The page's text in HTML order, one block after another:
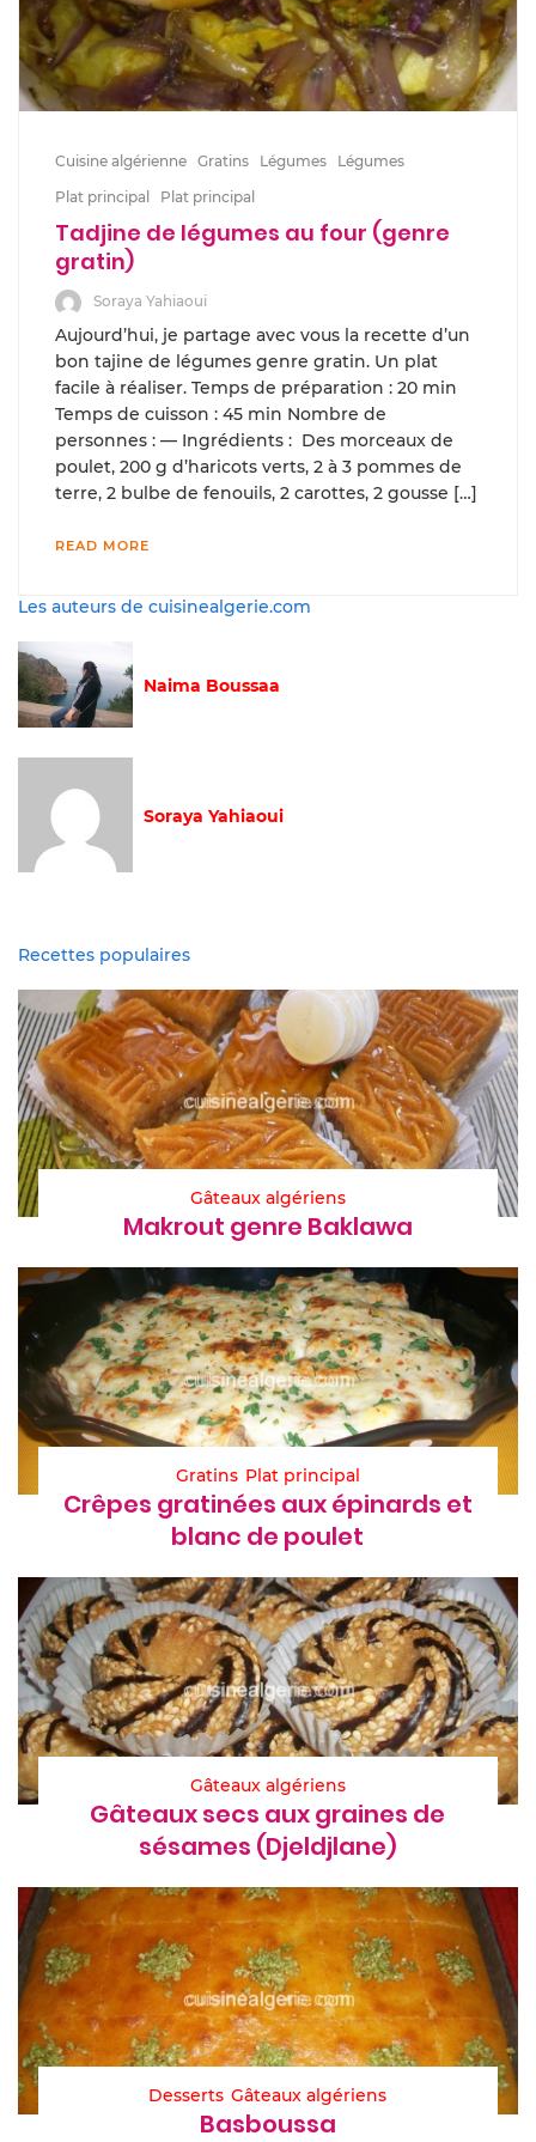
Cuisine algérienne Gratins Légumes
Légumes
Plat principal
Plat principal
Tadjine de légumes au four (genre
gratin)
Soraya Yahiaoui
Aujourd’hui, je partage avec vous la recette d’un
bon tajine de légumes genre gratin. Un plat
facile à réaliser. Temps de préparation : 20 min
Temps de cuisson : 45 min Nombre de
personnes : — Ingrédients : Des morceaux de
poulet, 200 g d’haricots verts, 2 à 3 pommes de
terre, 2 bulbe de fenouils, 2 carottes, 2 gousse […]
READ MORE
Les auteurs de cuisinealgerie.com
Naima Boussaa
Soraya Yahiaoui
Recettes populaires
Gâteaux algériens
Makrout genre Baklawa
Gratins Plat principal
Crêpes gratinées aux épinards et
blanc de poulet
Gâteaux algériens
Gâteaux secs aux graines de
sésames (Djeldjlane)
Desserts Gâteaux algériens
Basboussa